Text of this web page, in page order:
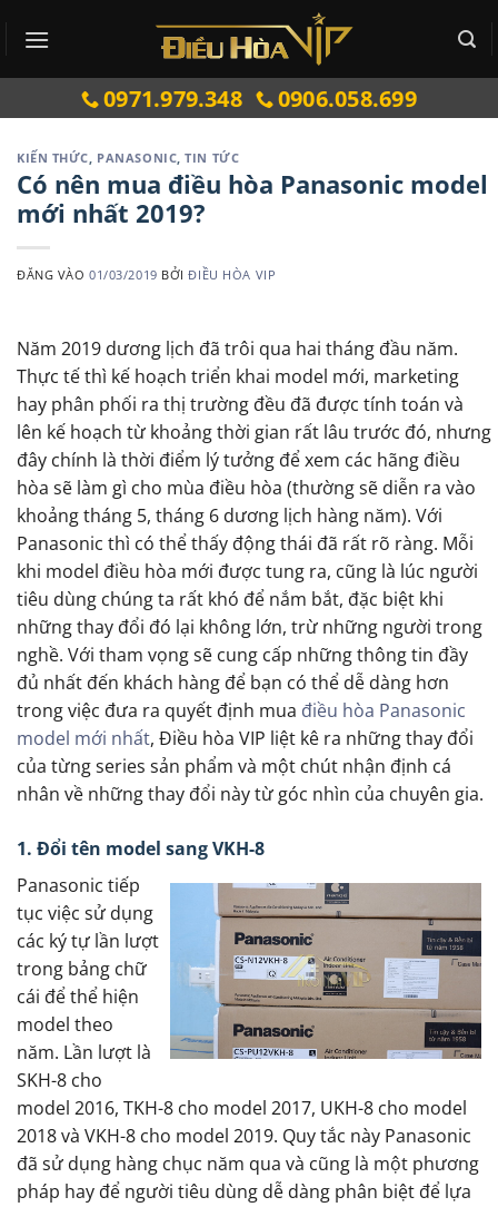
qua
0971.979.348 0906.058.699
KIẾN THỨC, PANASONIC,TIN TỨC
Có nên mua điều hòa Panasonic model
mới nhất 2019?
ĐĂNG VÀO01/03/2019 BỞIĐIỀU HÒA VIP
Năm 2019 dương lịch đã trôi qua hai tháng đầu năm.
Thực tế thì kế hoạch triển khai model mới, marketing
hay phân phối ra thị trường đều đã được tính toán và
lên kế hoạch từ khoảng thời gian rất lâu trước đó, nhưng
đây chính là thời điểm lý tưởng để xem các hãng điều
hòa sẽ làm gì cho mùa điều hòa (thường sẽ diễn ra vào
khoảng tháng 5, tháng 6 dương lịch hàng năm). Với
Panasonic thì có thể thấy động thái đã rất rõ ràng. Mỗi
khi model điều hòa mới được tung ra, cũng là lúc người
tiêu dùng chúng ta rất khó để nắm bắt, đặc biệt khi
những thay đổi đó lại không lớn, trừ những người trong
nghề. Với tham vọng sẽ cung cấp những thông tin đầy
đủ nhất đến khách hàng để bạn có thể dễ dàng hơn
trong việc đưa ra quyết định mua điều hòa Panasonic
model mới nhất, Điều hòa VIP liệt kê ra những thay đổi
của từng series sản phẩm và một chút nhận định cá
nhân về những thay đổi này từ góc nhìn của chuyên gia.
1. Đổi tên model sang VKH-8
Panasonic tiếp
tục việc sử dụng
các ký tự lần lượt
trong bảng chữ
cái để thể hiện
model theo
năm. Lần lượt là
SKH-8 cho
model 2016, TKH-8 cho model 2017, UKH-8 cho model
2018 và VKH-8 cho model 2019. Quy tắc này Panasonic
đã sử dụng hàng chục năm qua và cũng là một phương
pháp hay để người tiêu dùng dễ dàng phân biệt để lựa